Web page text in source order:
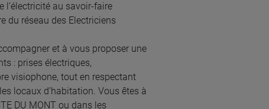
l’électricité au savoir-faire
du réseau des Electriciens
et à vous proposer une
: prises électriques,
visiophone, tout en respectant
locaux d’habitation. Vous êtes à
DU MONT ou dans les